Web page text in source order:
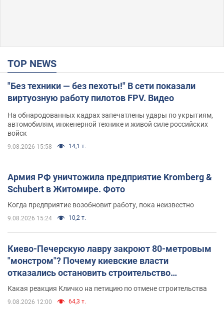
TOP NEWS
"Без техники — без пехоты!" В сети показали
виртуозную работу пилотов FPV. Видео
На обнародованных кадрах запечатлены удары по укрытиям,
автомобилям, инженерной технике и живой силе российских
войск
9.08.2026 15:58 14,1 т.
Армия РФ уничтожила предприятие Kromberg &
Schubert в Житомире. Фото
Когда предприятие возобновит работу, пока неизвестно
9.08.2026 15:24 10,2 т.
Киево-Печерскую лавру закроют 80-метровым
"монстром"? Почему киевские власти
отказались остановить строительство
небоскреба "московского верующего"
Какая реакция Кличко на петицию по отмене строительства
9.08.2026 12:00 64,3 т.